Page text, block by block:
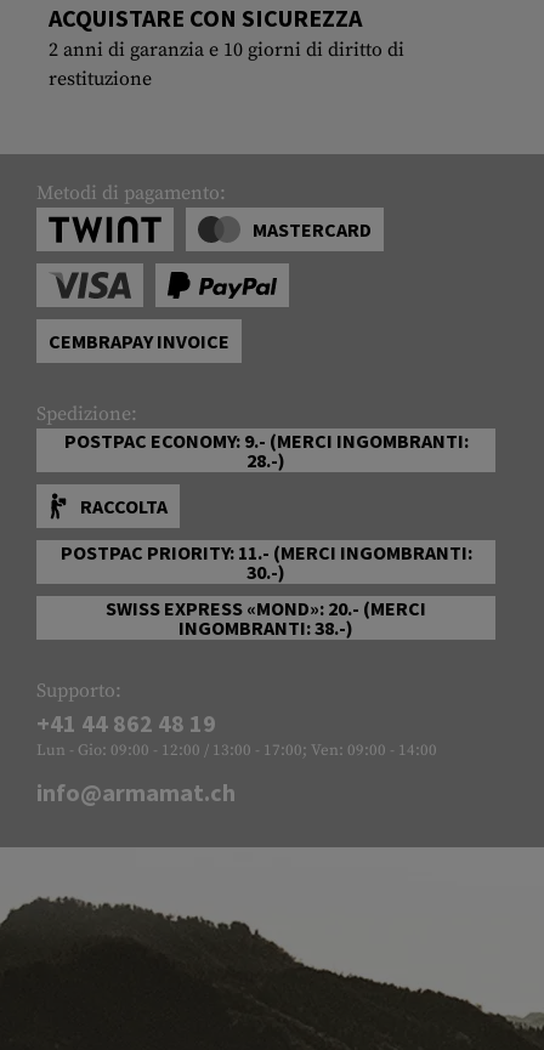
ACQUISTARE CON SICUREZZA
2 anni di garanzia e 10 giorni di diritto di
restituzione
Metodi di pagamento:
MASTERCARD
CEMBRAPAY INVOICE
Spedizione:
POSTPAC ECONOMY: 9.- (MERCI INGOMBRANTI:
28.-)
RACCOLTA
POSTPAC PRIORITY: 11.- (MERCI INGOMBRANTI:
30.-)
SWISS EXPRESS «MOND»: 20.- (MERCI
INGOMBRANTI: 38.-)
Supporto:
+41 44 862 48 19
Lun - Gio: 09:00 - 12:00 / 13:00 - 17:00; Ven: 09:00 - 14:00
info@armamat.ch